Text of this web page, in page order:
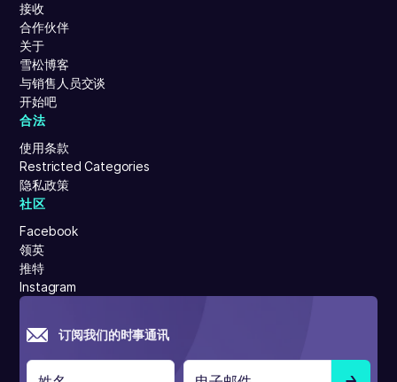
接收
合作伙伴
关于
雪松博客
与销售人员交谈
开始吧
合法
使用条款
Restricted Categories
隐私政策
社区
Facebook
领英
推特
Instagram
订阅我们的时事通讯